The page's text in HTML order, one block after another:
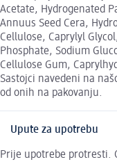
Acetate, Hydrogenated
Annuus Seed Cera,
Cellulose, Caprylyl
Phosphate, Sodium
Cellulose Gum,
Sastojci navedeni na
od onih na pakovanju.
Upute za upotrebu
Prije upotrebe protresti.